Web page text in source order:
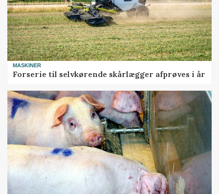
MASKINER
Forserie til selvkørende skårlægger afprøves i år